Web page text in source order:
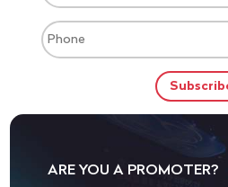
ARE YOU A PROMOTER?